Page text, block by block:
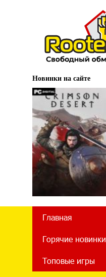
Новинки на сайте
Главная
Горячие новинки
Топовые игры